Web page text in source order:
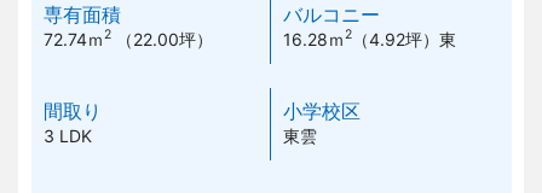
専有面積
72.74ｍ2（22.00坪）
バルコニー
16.28ｍ2 （4.92坪） 東
間取り
3 LDK
小学校区
東雲